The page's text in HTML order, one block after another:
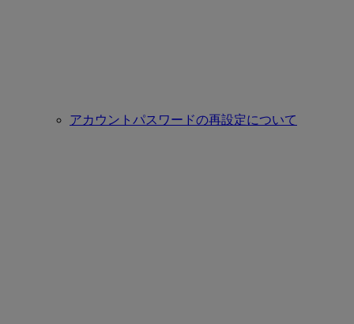
アカウントパスワードの再設定について